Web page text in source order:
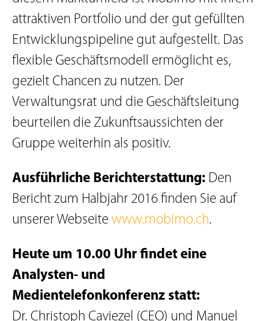
attraktiven Portfolio und der gut gefüllten
Entwicklungspipeline gut aufgestellt. Das
flexible Geschäftsmodell ermöglicht es,
gezielt Chancen zu nutzen. Der
Verwaltungsrat und die Geschäftsleitung
beurteilen die Zukunftsaussichten der
Gruppe weiterhin als positiv.
Ausführliche Berichterstattung: Den
Bericht zum Halbjahr 2016 finden Sie auf
unserer Webseite www.mobimo.ch.
Heute um 10.00 Uhr findet eine
Analysten- und
Medientelefonkonferenz statt:
Dr. Christoph Caviezel (CEO) und Manuel